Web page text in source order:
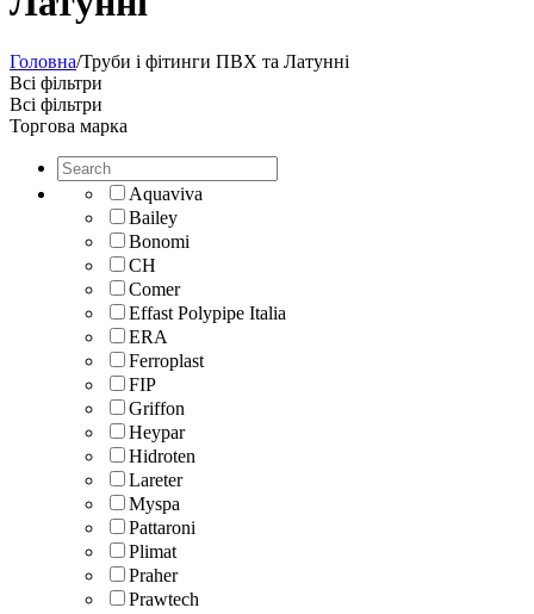
Головна/Труби і фітинги ПВХ та Латунні
Всі фільтри
Всі фільтри
Торгова марка
Aquaviva
Bailey
Bonomi
CH
Comer
Effast Polypipe Italia
ERA
Ferroplast
FIP
Griffon
Heypar
Hidroten
Lareter
Myspa
Pattaroni
Plimat
Praher
Prawtech